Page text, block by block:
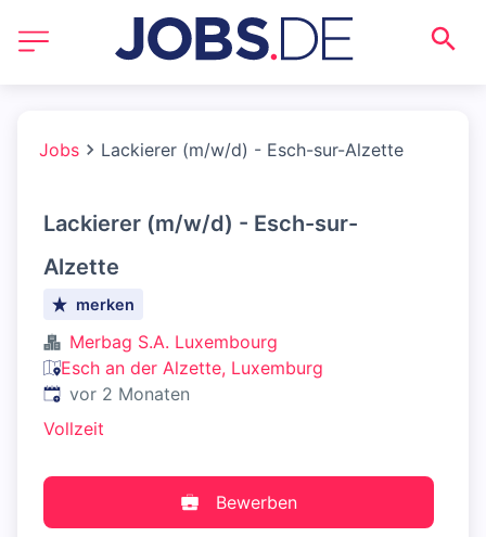
Jobs Lackierer (m/w/d) - Esch-sur-Alzette
Lackierer (m/w/d) - Esch-sur-
Alzette
merken
Merbag S.A. Luxembourg
Esch an der Alzette, Luxemburg
Veröffentlicht:
vor 2 Monaten
Vollzeit
Bewerben